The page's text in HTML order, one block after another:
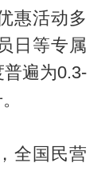
惠活动多
日等专属
遍为0.3-
全国民营